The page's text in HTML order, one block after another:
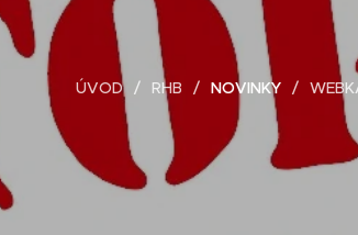
ÚVOD RHB NOVINKY